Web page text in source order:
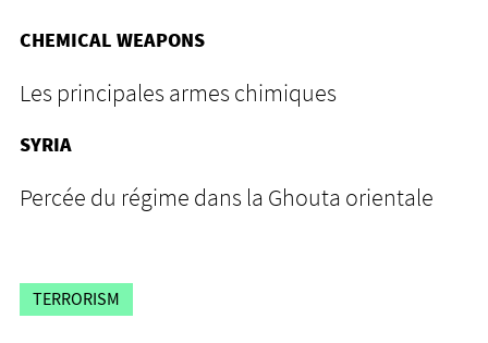
CHEMICAL WEAPONS
Les principales armes chimiques
SYRIA
Percée du régime dans la Ghouta orientale
TERRORISM